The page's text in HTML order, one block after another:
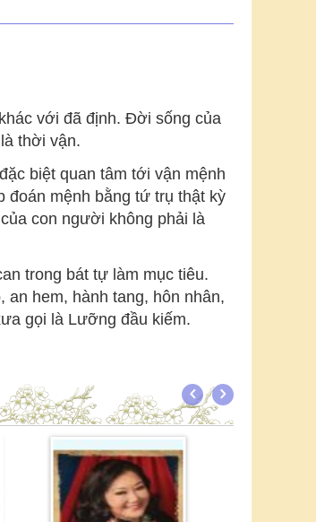
với đã định. Đời sống của
thời vận.
biệt quan tâm tới vận mệnh
mệnh bằng tứ trụ thật kỳ
con người không phải là
trong bát tự làm mục tiêu.
hem, hành tang, hôn nhân,
gọi là Lưỡng đầu kiếm.
Bỉ Vỏ
Nguyên Hồng
90.000 đ 81.000